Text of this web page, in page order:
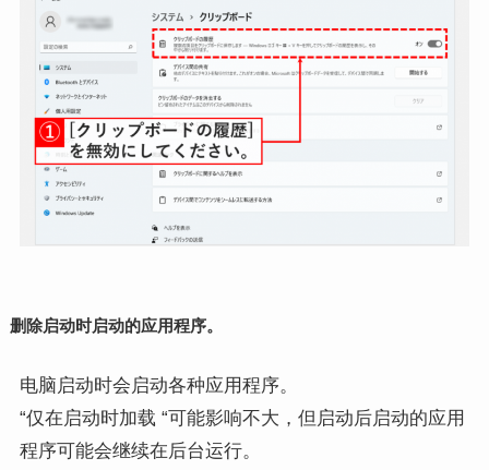
删除启动时启动的应用程序。
电脑启动时会启动各种应用程序。
“仅在启动时加载 “可能影响不大，但启动后启动的应用
程序可能会继续在后台运行。